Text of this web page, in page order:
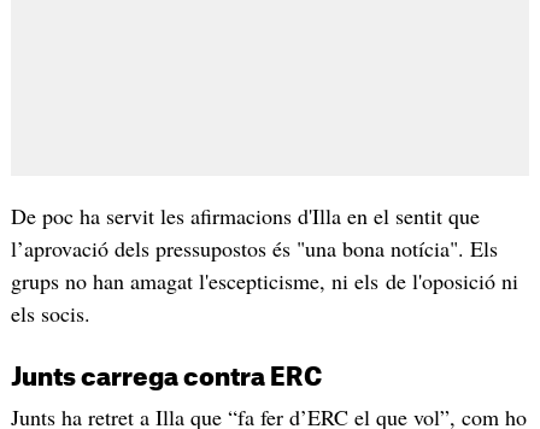
De poc ha servit les afirmacions d'Illa en el sentit que
l’aprovació dels pressupostos és "una bona notícia". Els
grups no han amagat l'escepticisme, ni els de l'oposició ni
els socis.
Junts carrega contra ERC
Junts ha retret a Illa que “fa fer d’ERC el que vol”, com ho